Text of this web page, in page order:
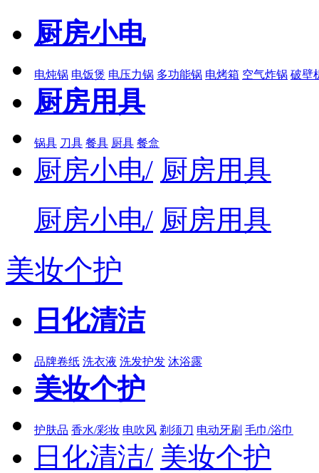
厨房小电
电炖锅 电饭煲 电压力锅 多功能锅 电烤箱 空气炸锅 破壁
厨房用具
锅具 刀具 餐具 厨具 餐盒
厨房小电/ 厨房用具
厨房小电/ 厨房用具
美妆个护
日化清洁
品牌卷纸 洗衣液 洗发护发 沐浴露
美妆个护
护肤品 香水/彩妆 电吹风 剃须刀 电动牙刷 毛巾/浴巾
日化清洁/ 美妆个护